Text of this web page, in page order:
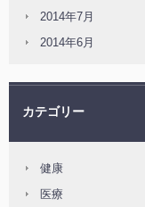
2014年7月
2014年6月
カテゴリー
健康
医療